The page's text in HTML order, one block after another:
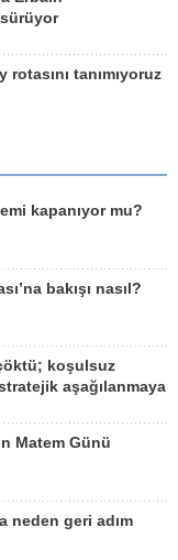
tanımıyoruz
kapanıyor mu?
bakışı nasıl?
koşulsuz
aşağılanmaya
Matem Günü
neden geri adım